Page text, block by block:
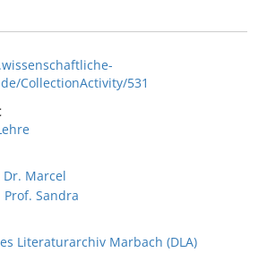
CollectionActivity/531
Dr. Marcel
Prof. Sandra
Literaturarchiv Marbach (DLA)